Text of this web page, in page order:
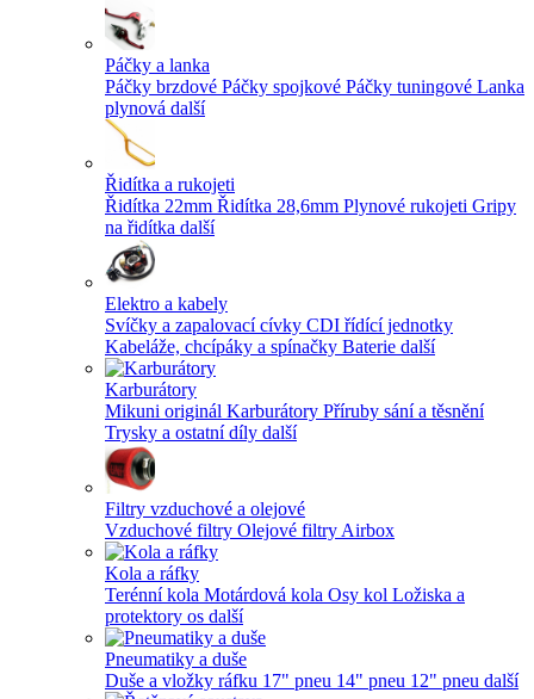
Páčky a lanka
Páčky brzdové Páčky spojkové Páčky tuningové Lanka
plynová další
Řidítka a rukojeti
Řidítka 22mm Řidítka 28,6mm Plynové rukojeti Gripy
na řidítka další
Elektro a kabely
Svíčky a zapalovací cívky CDI řídící jednotky
Kabeláže, chcípáky a spínačky Baterie další
Karburátory
Mikuni originál Karburátory Příruby sání a těsnění
Trysky a ostatní díly další
Filtry vzduchové a olejové
Vzduchové filtry Olejové filtry Airbox
Kola a ráfky
Terénní kola Motárdová kola Osy kol Ložiska a
protektory os další
Pneumatiky a duše
Duše a vložky ráfku 17" pneu 14" pneu 12" pneu další